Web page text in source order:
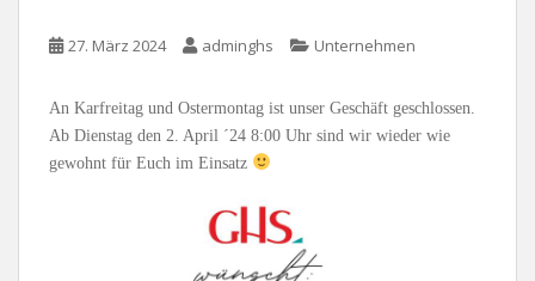
27. März 2024 adminghs Unternehmen
An Karfreitag und Ostermontag ist unser Geschäft geschlossen.
Ab Dienstag den 2. April ´24 8:00 Uhr sind wir wieder wie
gewohnt für Euch im Einsatz